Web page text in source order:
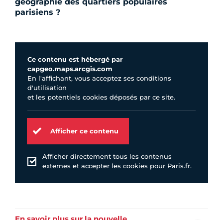
géographie des quartiers populaires
parisiens ?
Ce contenu est hébergé par
capgeo.maps.arcgis.com
En l'affichant, vous acceptez ses conditions
d'utilisation
et les potentiels cookies déposés par ce site.
Afficher ce contenu
Afficher directement tous les contenus
externes et accepter les cookies pour Paris.fr.